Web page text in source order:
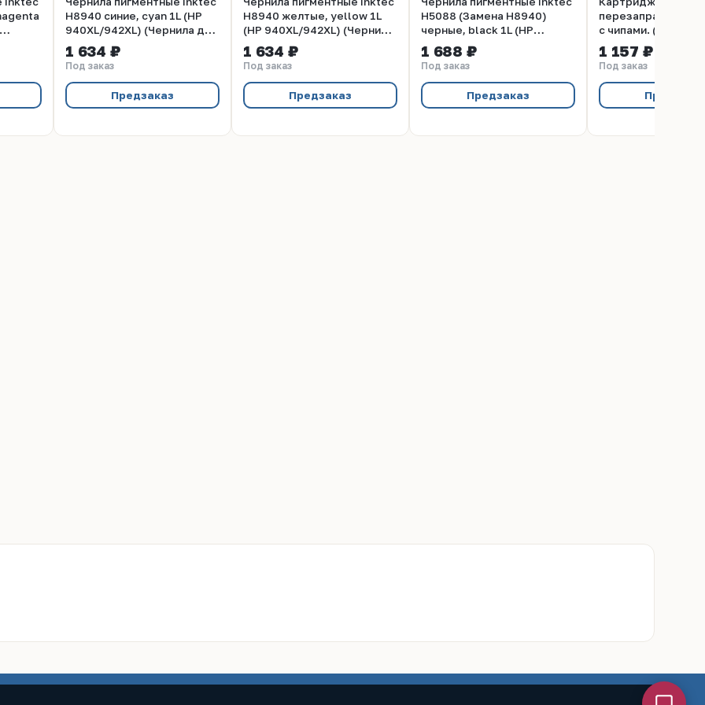
H8940 синие, cyan 1L (HP
940XL/942XL) (Чернила для
картриджей HP
940XL/942XL)
1 634 ₽
Под заказ
Предзаказ
H8940 желтые, yellow 1L
(HP 940XL/942XL) (Чернила
для картриджей HP
940XL/942XL)
1 634 ₽
Под заказ
Предзаказ
H5088 (Замена H8940)
черные, black 1L (HP
940XL/942XL)
1 688 ₽
Под заказ
Предзаказ
с чипами. (Без
1 157 ₽
Под заказ